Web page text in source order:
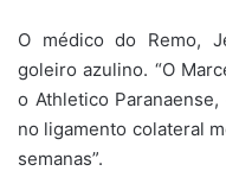
O médico do Remo,
goleiro azulino. “O
o Athletico
no ligamento colateral
semanas”.